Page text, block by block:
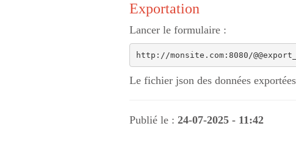
Exportation
Lancer le formulaire :
Le fichier json des données
Publié le : 24-07-2025 - 11:42